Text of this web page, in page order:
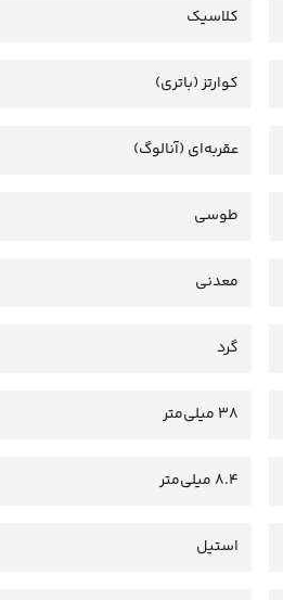
کلاسیک
کوارتز (باتری)
عقربه‌ای (آنالوگ)
طوسی
معدنی
گرد
38 میلی‌متر
8.4 میلی‌متر
استیل